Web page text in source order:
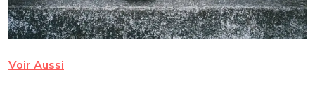
Voir Aussi